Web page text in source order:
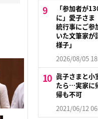
「参加者が
に」愛子さ
統行事にご
いた文筆家が
様子」
2026/08/05
眞子さまと小
たら…実家に
帰も不可
2021/06/12